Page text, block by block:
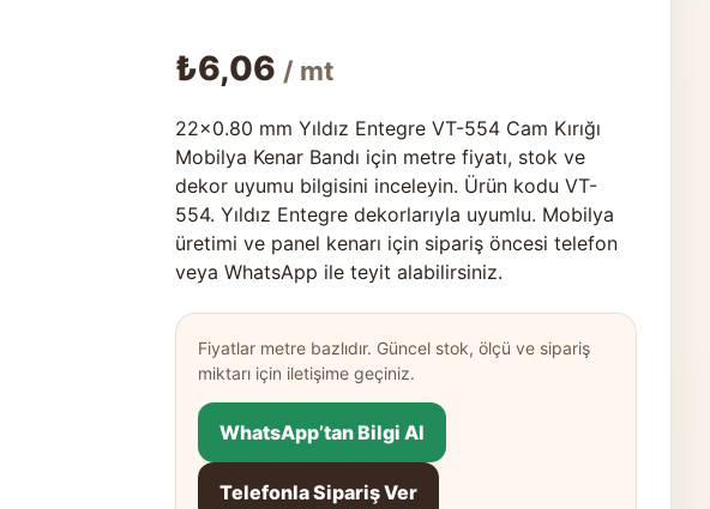
₺6,06 / mt
22×0.80 mm Yıldız Entegre VT-554 Cam Kırığı
Mobilya Kenar Bandı için metre fiyatı, stok ve
dekor uyumu bilgisini inceleyin. Ürün kodu VT-
554. Yıldız Entegre dekorlarıyla uyumlu. Mobilya
üretimi ve panel kenarı için sipariş öncesi telefon
veya WhatsApp ile teyit alabilirsiniz.
Fiyatlar metre bazlıdır. Güncel stok, ölçü ve sipariş
miktarı için iletişime geçiniz.
WhatsApp’tan Bilgi Al
Telefonla Sipariş Ver